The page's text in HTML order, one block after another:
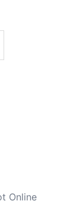
Online